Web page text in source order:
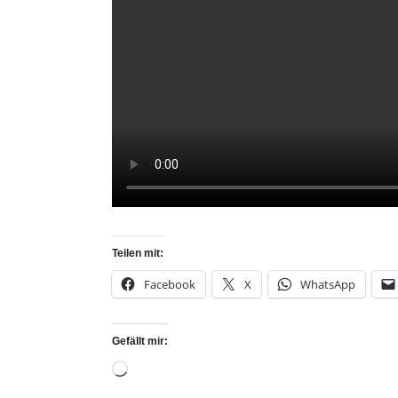
Teilen mit:
Facebook X WhatsApp
Gefällt mir: